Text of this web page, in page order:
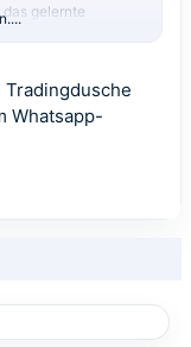
gelernte
sowie
zu erhalten.
2 Wochen
ran, um
Tradingdusche
Whatsapp-